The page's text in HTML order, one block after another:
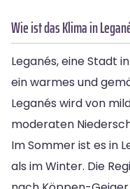
Wie ist das Klima in
Leganés, eine Stadt
ein warmes und
Leganés wird von
moderaten
Im Sommer ist es in
als im Winter. Die